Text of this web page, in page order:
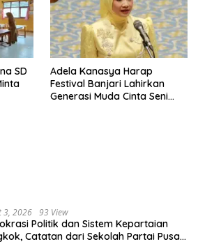
SD
Adela Kanasya Harap
Festival Banjari Lahirkan
Generasi Muda Cinta Seni
3, 2026 93 View
Politik dan Sistem Kepartaian
Catatan dari Sekolah Partai Pusat